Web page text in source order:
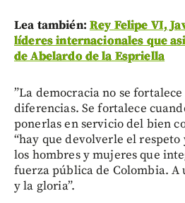
Lea también: Rey Felipe VI,
líderes internacionales que
de Abelardo de la Espriella
”La democracia no se
diferencias. Se fortalece
ponerlas en servicio del bien
“hay que devolverle el
los hombres y mujeres que
fuerza pública de Colombia. A
y la gloria”.